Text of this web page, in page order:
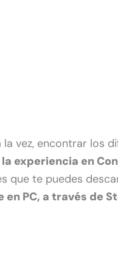
vez, encontrar los
la experiencia en
que te puedes
PC, a través de